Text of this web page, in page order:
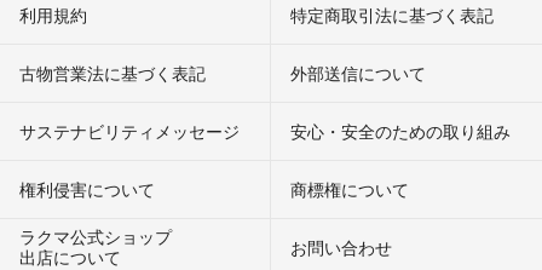
利用規約 特定商取引法に基づく表記
古物営業法に基づく表記 外部送信について
サステナビリティメッセージ 安心・安全のための取り組み
権利侵害について
商標権について
ラクマ公式ショップ
出店について
お問い合わせ